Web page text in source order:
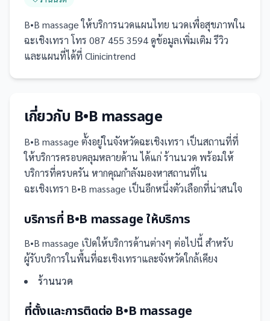
B•B massage ให้บริการนวดแผนไทย นวดเพื่อสุขภาพใน
ฉะเชิงเทรา โทร 087 455 3594 ดูข้อมูลเพิ่มเติม รีวิว
และแผนที่ได้ที่ Clinicintrend
เกี่ยวกับ B•B massage
B•B massage ตั้งอยู่ในจังหวัดฉะเชิงเทรา เป็นสถานที่ที่
ให้บริการครอบคลุมหลายด้าน ได้แก่ ร้านนวด พร้อมให้
บริการที่ครบครัน หากคุณกำลังมองหาสถานที่ใน
ฉะเชิงเทรา B•B massage เป็นอีกหนึ่งตัวเลือกที่น่าสนใจ
บริการที่ B•B massage ให้บริการ
B•B massage เปิดให้บริการด้านต่างๆ ต่อไปนี้ สำหรับ
ผู้รับบริการในพื้นที่ฉะเชิงเทราและจังหวัดใกล้เคียง
ร้านนวด
ที่ตั้งและการติดต่อ B•B massage